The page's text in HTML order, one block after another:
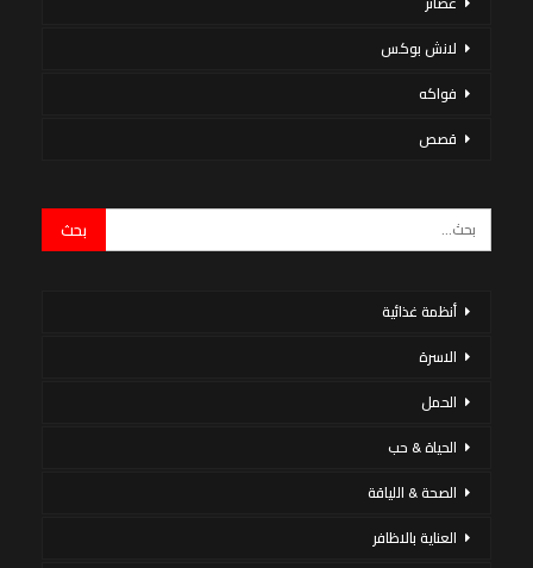
لانش بوكس
فواكه
قصص
أنظمة غذائية
الاسرة
الحمل
الحياة & حب
الصحة & اللياقة
العناية بالاظافر